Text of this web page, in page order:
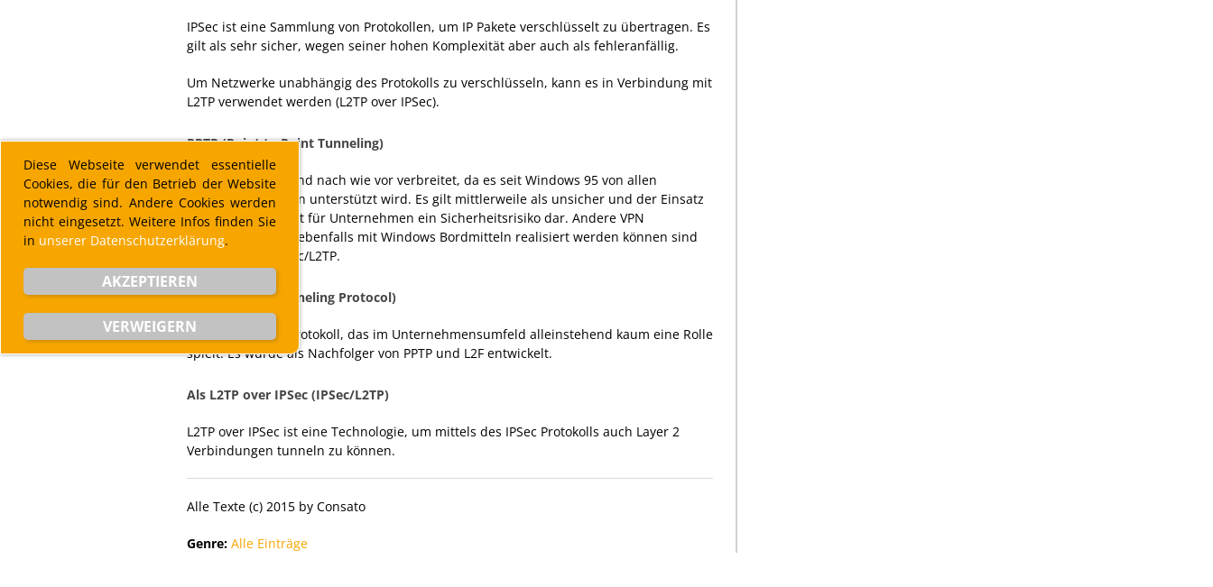
IPSec ist eine Sammlung von Protokollen, um IP Pakete verschlüsselt zu übertragen. Es
gilt als sehr sicher, wegen seiner hohen Komplexität aber auch als fehleranfällig.
Um Netzwerke unabhängig des Protokolls zu verschlüsseln, kann es in Verbindung mit
L2TP verwendet werden (L2TP over IPSec).
PPTP (Point to Point Tunneling)
PPTP ist populär und nach wie vor verbreitet, da es seit Windows 95 von allen
Windows Versionen unterstützt wird. Es gilt mittlerweile als unsicher und der Einsatz
des Protokolls stellt für Unternehmen ein Sicherheitsrisiko dar. Andere VPN
Technologien, die ebenfalls mit Windows Bordmitteln realisiert werden können sind
IPSec an oder IPSec/L2TP.
L2TP (Layer 2 Tunneling Protocol)
L2TP ist ein VPN-Protokoll, das im Unternehmensumfeld alleinstehend kaum eine Rolle
spielt. Es wurde als Nachfolger von PPTP und L2F entwickelt.
Als L2TP over IPSec (IPSec/L2TP)
L2TP over IPSec ist eine Technologie, um mittels des IPSec Protokolls auch Layer 2
Verbindungen tunneln zu können.
Alle Texte (c) 2015 by Consato
Genre: Alle Einträge
Diese Webseite verwendet essentielle
Cookies, die für den Betrieb der Website
notwendig sind. Andere Cookies werden
nicht eingesetzt. Weitere Infos finden Sie
in unserer Datenschutzerklärung.
AKZEPTIEREN
VERWEIGERN